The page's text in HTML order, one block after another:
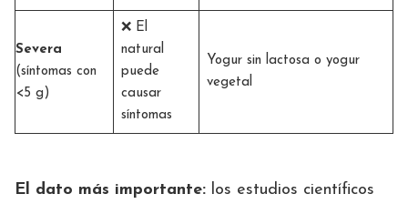
Severa
(síntomas con
<5 g)
❌ El
natural
puede
causar
síntomas
Yogur sin lactosa o yogur
vegetal
El dato más importante: los estudios científicos